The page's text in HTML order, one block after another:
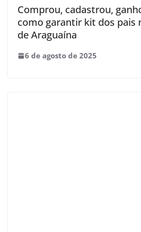
Comprou, cadastrou,
como garantir kit dos pais
de Araguaína
6 de agosto de 2025